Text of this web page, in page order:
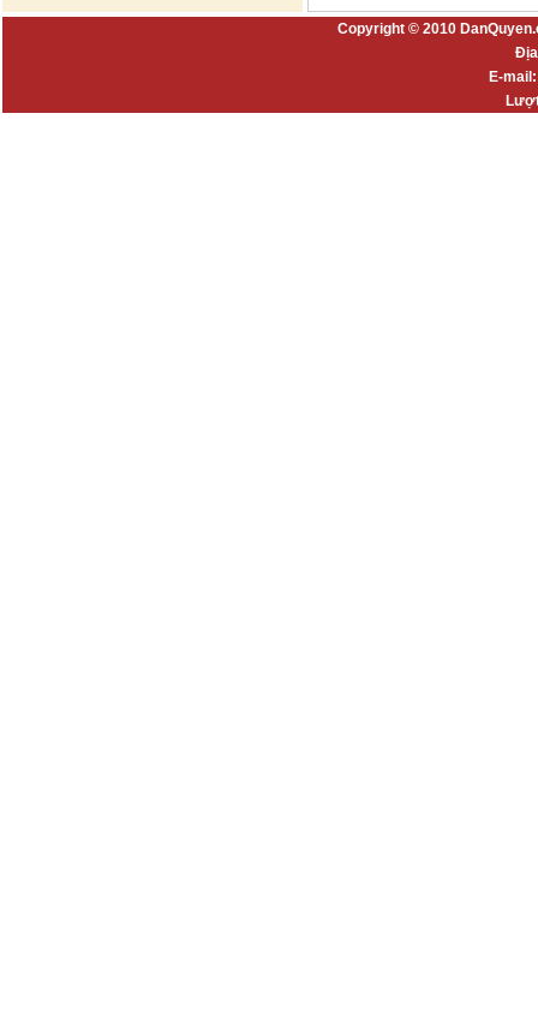
Copyright © 2010
E-